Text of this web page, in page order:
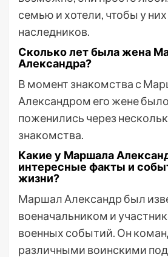
семью и хотели, чтобы у
наследников.
Сколько лет была жена
Александра?
В момент знакомства с
Александром его жене
поженились через
знакомства.
Какие у Маршала
интересные факты и
жизни?
Маршал Александр был
военачальником и
военных событий. Он
различными воинскими